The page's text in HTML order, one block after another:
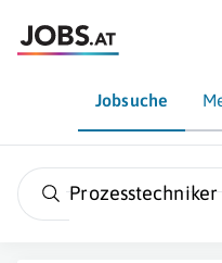
Jobsuche
Prozesstechniker